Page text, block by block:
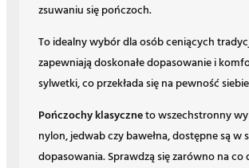
zsuwaniu się pończoch.
To idealny wybór dla osób ceniących
zapewniają doskonałe dopasowanie i
sylwetki, co przekłada się na pewność
Pończochy klasyczneto wszechstronny
nylon, jedwab czy bawełna, dostępne są
dopasowania. Sprawdzą się zarówno na co